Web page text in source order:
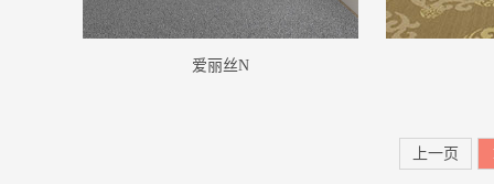
爱丽丝N
上一页